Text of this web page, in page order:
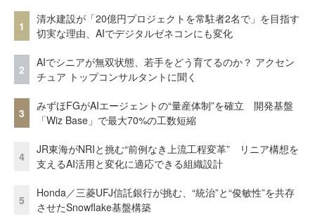
1
清水建設が「20億円プロジェクトを常駐者2名で」を目指す
切実な理由、AIでデジタルゼネコンにも変化
2
AIでシニアが無双状態、若手をどう育てるのか？ アクセン
チュア トップコンサルタントに聞く
3
みずほFGがAIエージェントの“量産体制”を確立 開発基盤
「Wiz Base」で最大70%の工数短縮
4
JR東海がNRIと挑む“前例なき上流工程変革” リニア構想を
支えるAI活用と変化に適応できる組織設計
5
Honda／三菱UFJ信託銀行が挑む、“統治”と“俊敏性”を共存
させたSnowflake基盤構築